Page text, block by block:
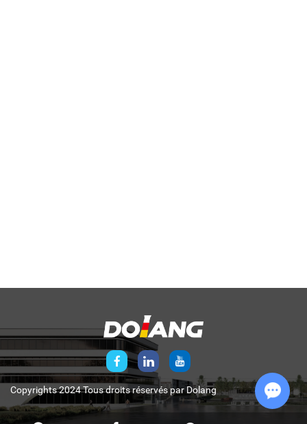
Copyrights 2024 Tous droits réservés par Dolang